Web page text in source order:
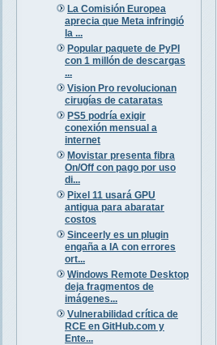
La Comisión Europea
aprecia que Meta infringió
la ...
Popular paquete de PyPI
con 1 millón de descargas
...
Vision Pro revolucionan
cirugías de cataratas
PS5 podría exigir
conexión mensual a
internet
Movistar presenta fibra
On/Off con pago por uso
di...
Pixel 11 usará GPU
antigua para abaratar
costos
Sinceerly es un plugin
engaña a IA con errores
ort...
Windows Remote Desktop
deja fragmentos de
imágenes...
Vulnerabilidad crítica de
RCE en GitHub.com y
Ente...